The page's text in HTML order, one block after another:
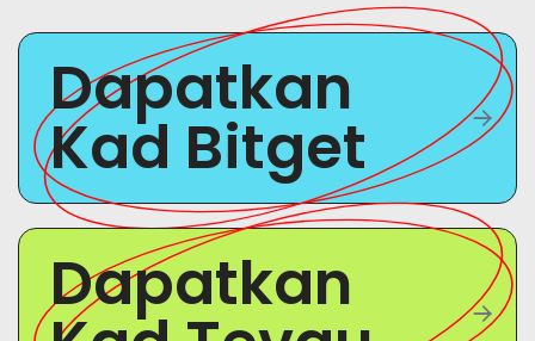
Dapatkan
Kad Bitget
Dapatkan